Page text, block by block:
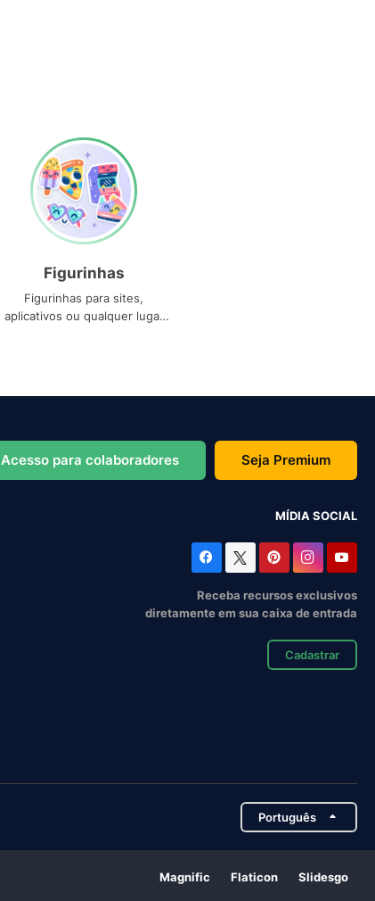
Figurinhas
Figurinhas para sites,
aplicativos ou qualquer lugar
Acesso para colaboradores Seja Premium
MÍDIA SOCIAL
Receba recursos exclusivos
diretamente em sua caixa de entrada
Cadastrar
Português
Magnific Flaticon Slidesgo